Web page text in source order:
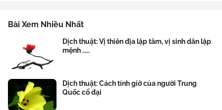
Bài Xem Nhiều Nhất
Dịch thuật: Vị thiên địa lập tâm, vị sinh dân lập
mệnh .....
Dịch thuật: Cách tính giờ của người Trung
Quốc cổ đại